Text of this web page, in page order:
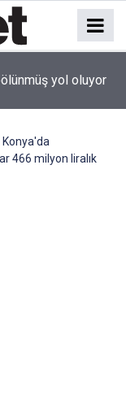
yol oluyor
Konya'da
466 milyon liralık